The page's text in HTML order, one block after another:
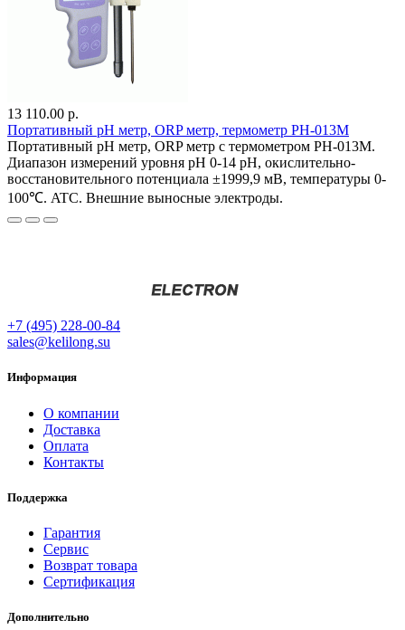
13 110.00 р.
Портативный pH метр, ORP метр, термометр PH-013M
Портативный pH метр, ORP метр с термометром PH-013M.
Диапазон измерений уровня pH 0-14 pH, окислительно-
восстановительного потенциала ±1999,9 мВ, температуры 0-
100℃. ATC. Внешние выносные электроды.
+7 (495) 228-00-84
sales@kelilong.su
Информация
О компании
Доставка
Оплата
Контакты
Поддержка
Гарантия
Сервис
Возврат товара
Сертификация
Дополнительно